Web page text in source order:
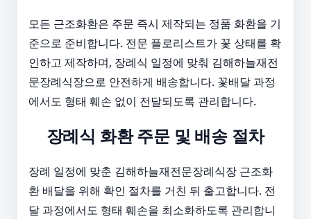
모든 근조화환은 주문 즉시 제작되는 정품 화환을 기
준으로 준비합니다. 전문 플로리스트가 꽃 상태를 확
인하고 제작하며, 장례식 일정에 맞춰 김해하늘재전
문장례식장으로 안전하게 배송합니다. 꽃배달 과정
에서도 형태 훼손 없이 전달되도록 관리합니다.
장례식 화환 주문 및 배송 절차
장례 일정에 맞춘 김해하늘재전문장례식장 근조화
환 배달을 위해 확인 절차를 거친 뒤 출고합니다. 전
달 과정에서도 형태 훼손을 최소화하도록 관리합니